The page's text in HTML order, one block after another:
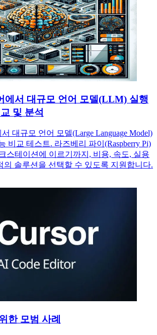
에서 대규모 언어 모델(LLM) 실행
및 분석
대규모 언어 모델(Large Language Model)
비교 테스트. 라즈베리 파이(Raspberry Pi)
스테이션에 이르기까지, 비용, 속도, 실용
의 솔루션을 선택할 수 있도록 지원합니다.
한 모범 사례